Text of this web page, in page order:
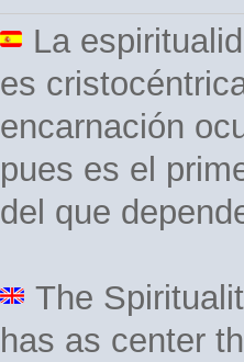
La
es
encarnación
pues es el
del que
The
has as center